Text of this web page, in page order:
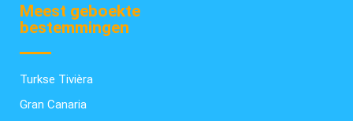
Meest geboekte
bestemmingen
Turkse Tivièra
Gran Canaria